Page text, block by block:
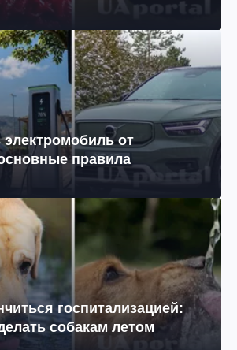
электромобиль от
правила
госпитализацией:
собакам летом